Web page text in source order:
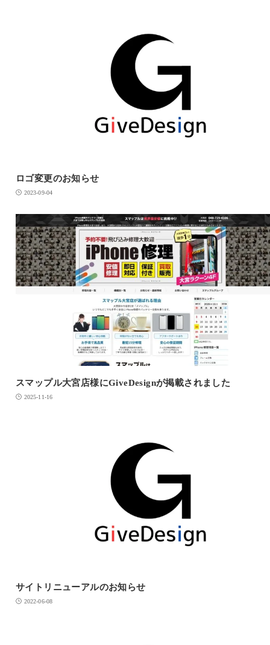
ロゴ変更のお知らせ
2023-09-04
スマップル大宮店様にGiveDesignが掲載されました
2025-11-16
サイトリニューアルのお知らせ
2022-06-08